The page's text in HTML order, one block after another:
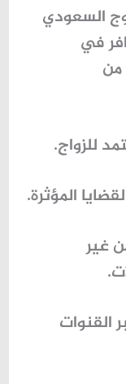
السعودي
في
من
للزواج.
المؤثرة.
غير
القنوات